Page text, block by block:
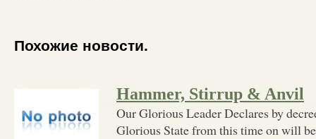
Похожие новости.
Hammer, Stirrup & Anvil
Our Glorious Leader Declares by
Glorious State from this time on will